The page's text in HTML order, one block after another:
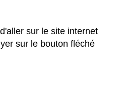
sur le site internet
sur le bouton fléché